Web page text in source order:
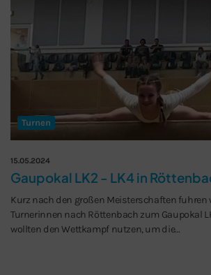
Turnen
15.05.2024
Gaupokal LK2 - LK4 in
Kurz nach den großen Meisterschaften fuhren
Turnerinnen nach Röttenbach zum Gaupokal
wollten den Wettkampf nutzen, um die…